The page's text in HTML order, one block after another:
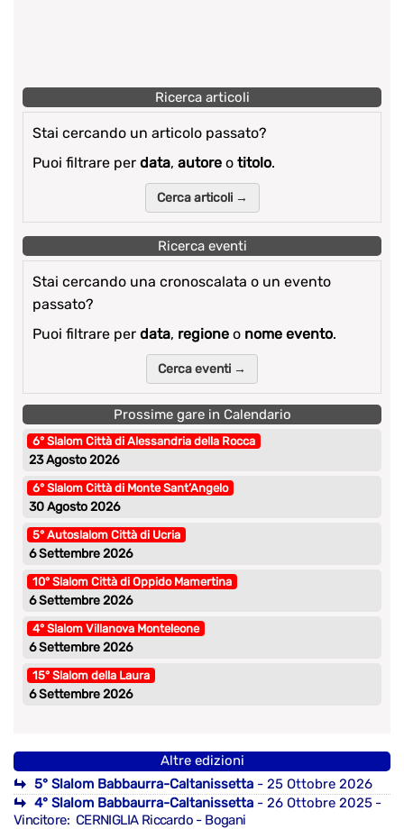
Ricerca articoli
Stai cercando un articolo passato?
Puoi filtrare per data, autore o titolo.
Cerca articoli →
Ricerca eventi
Stai cercando una cronoscalata o un evento
passato?
Puoi filtrare per data, regione o nome evento.
Cerca eventi →
Prossime gare in Calendario
6° Slalom Città di Alessandria della Rocca
23 Agosto 2026
6° Slalom Città di Monte Sant’Angelo
30 Agosto 2026
5° Autoslalom Città di Ucria
6 Settembre 2026
10° Slalom Città di Oppido Mamertina
6 Settembre 2026
4° Slalom Villanova Monteleone
6 Settembre 2026
15° Slalom della Laura
6 Settembre 2026
Altre edizioni
5° Slalom Babbaurra-Caltanissetta - 25 Ottobre 2026
4° Slalom Babbaurra-Caltanissetta - 26 Ottobre 2025 -
Vincitore: CERNIGLIA Riccardo - Bogani